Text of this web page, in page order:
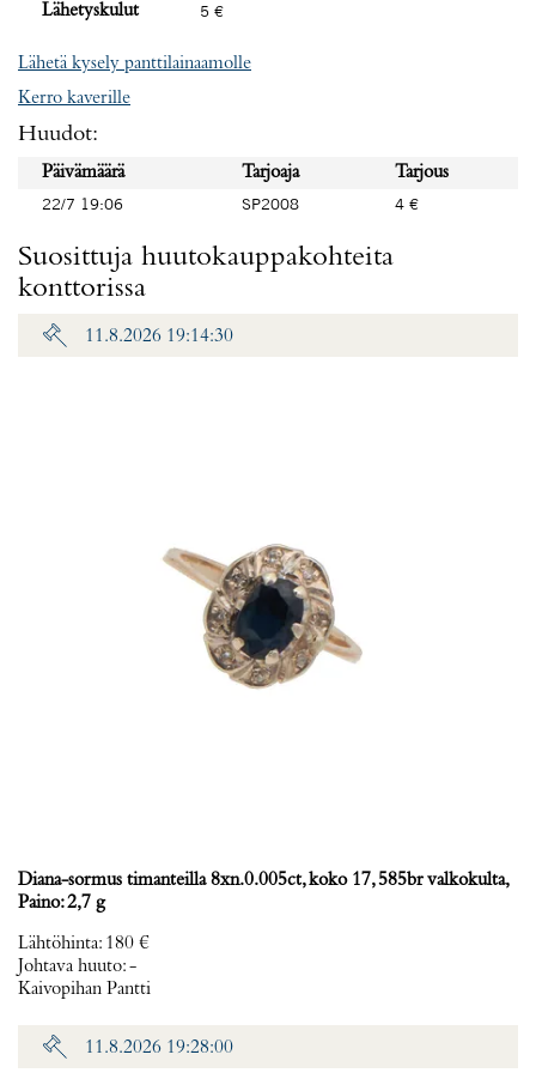
Lähetyskulut
5 €
Lähetä kysely panttilainaamolle
Kerro kaverille
Huudot:
Päivämäärä Tarjoaja
Tarjous
22/7 19:06
SP2008 4 €
Suosittuja huutokauppakohteita
konttorissa
11.8.2026 19:14:30
Diana-sormus timanteilla 8xn.0.005ct, koko 17, 585br valkokulta,
Paino: 2,7 g
Lähtöhinta: 180 €
Johtava huuto:-
Kaivopihan Pantti
11.8.2026 19:28:00